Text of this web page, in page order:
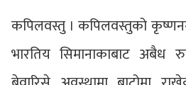
कपिलवस्तु । कपिलवस्तुको
भारतिय सिमानाकाबाट अबैध